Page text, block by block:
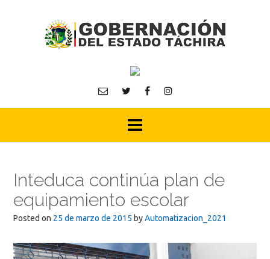
Inteduca continúa plan de
equipamiento escolar
Posted on 25 de marzo de 2015 byAutomatizacion_2021